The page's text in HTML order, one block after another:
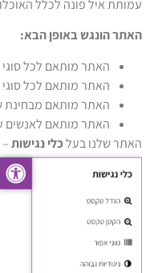
עמותת איל פונה לכלל
האתר הונגש באופן הבא:
האתר מותאם לכל
האתר מותאם לכל סוגי
האתר מותאם מבחינת
האתר מותאם לאנשים
האתר שלנו בעלכלי נגישות